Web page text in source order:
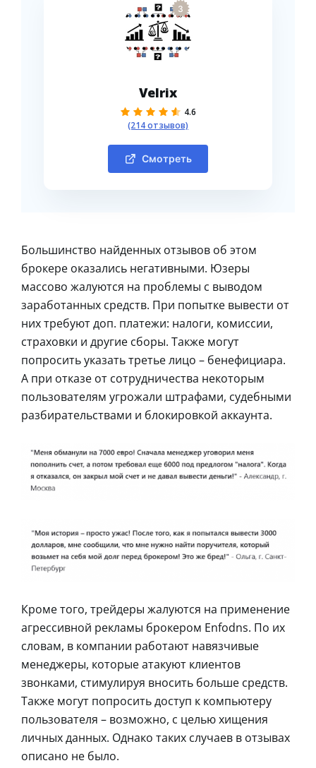
3
Velrix
4.6
(214 отзывов)
Смотреть
Большинство найденных отзывов об этом
брокере оказались негативными. Юзеры
массово жалуются на проблемы с выводом
заработанных средств. При попытке вывести от
них требуют доп. платежи: налоги, комиссии,
страховки и другие сборы. Также могут
попросить указать третье лицо – бенефициара.
А при отказе от сотрудничества некоторым
пользователям угрожали штрафами, судебными
разбирательствами и блокировкой аккаунта.
Кроме того, трейдеры жалуются на применение
агрессивной рекламы брокером Enfodns. По их
словам, в компании работают навязчивые
менеджеры, которые атакуют клиентов
звонками, стимулируя вносить больше средств.
Также могут попросить доступ к компьютеру
пользователя – возможно, с целью хищения
личных данных. Однако таких случаев в отзывах
описано не было.